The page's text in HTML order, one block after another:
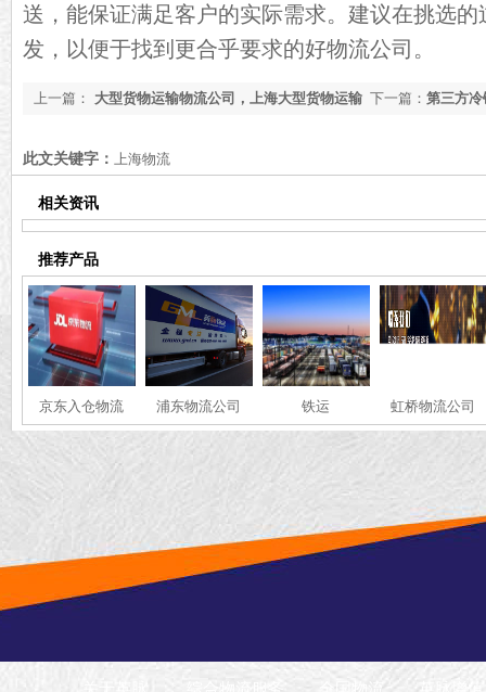
送，能保证满足客户的实际需求。建议在挑选
发，以便于找到更合乎要求的好物流公司。
下一篇： 第三方
上一篇：
大型货物运输物流公司，上海大型货物运输
此文关键字： 上海物流
相关资讯
推荐产品
京东入仓物流 浦东物流公司 铁运 虹桥物流公司